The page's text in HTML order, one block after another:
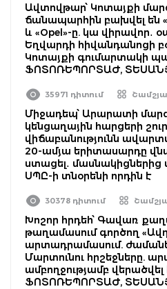
Ավտովթար՝ Կոտայքի
ճանապարհին բախվել են
և «Opel»-ը. կա վիրավոր․
Եղվարդի հիվանդանոցի
Կոտայքի գումարտակի
ՖՈՏՈՌԵՊՈՐՏԱԺ,
35971 դիտում
Միջադեպ՝ Արարատի
կենցաղային հարցերի
վիճաբանությունն
20-ամյա երիտասարդը
ստացել․ մասնակիցներից
ՍՊԸ-ի տնօրենի որդին է
30378 դիտում
Խոշոր հրդեհ՝ Գավառ
թաղամասում գործող
արտադրամասում.
Մարտունու հրշեջները.
ամբողջությամբ վերածվել
ՖՈՏՈՌԵՊՈՐՏԱԺ,